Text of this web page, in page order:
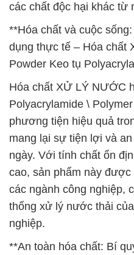
các chất độc hại khác từ
**Hóa chất và cuộc
dụng thực tế – Hóa chất
Powder Keo tụ
Hóa chất XỬ LÝ NƯỚC
Polyacrylamide \
phương tiện hiệu quả
mang lại sự tiện lợi và
ngày. Với tính chất ổn
cao, sản phẩm này
các ngành công nghiệp,
thống xử lý nước thải
nghiệp.
**An toàn hóa chất: Bí